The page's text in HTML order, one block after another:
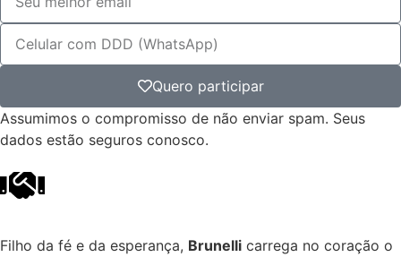
Quero participar
Assumimos o compromisso de não enviar spam. Seus
dados estão seguros conosco.
Filho da fé e da esperança, Brunelli carrega no coração o